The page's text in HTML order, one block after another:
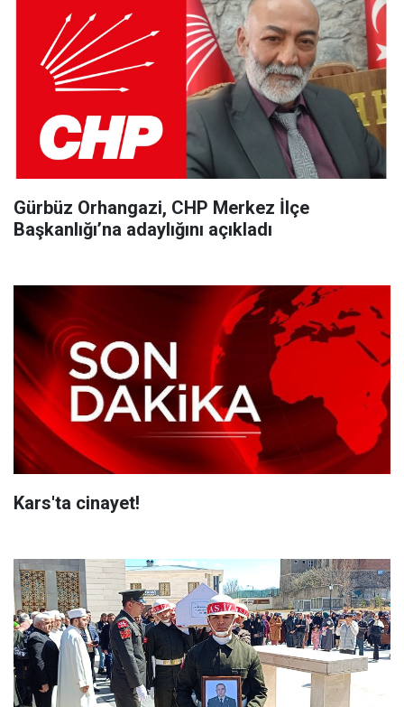
Gürbüz Orhangazi, CHP Merkez İlçe
Başkanlığı’na adaylığını açıkladı
Kars'ta cinayet!